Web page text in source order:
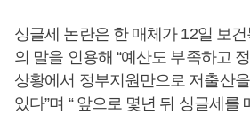
싱글세 논란은 한 매체가 12일 보
의 말을 인용해 “예산도 부족하고
상황에서 정부지원만으로 저출산
있다”며 “ 앞으로 몇년 뒤 싱글세를